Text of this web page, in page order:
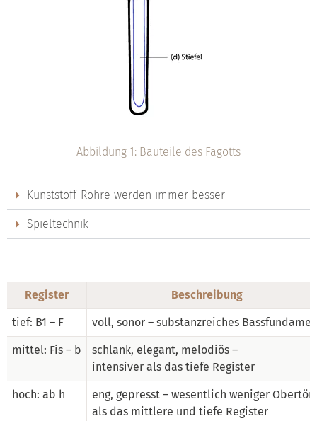
Abbildung 1: Bauteile des Fagotts
Kunststoff-Rohre werden immer besser
Spieltechnik
Register Beschreibung
tief: B1 – F voll, sonor – substanzreiches
mittel: Fis – b
schlank, elegant, melodiös –
intensiver als das tiefe Register
hoch: ab h
eng, gepresst – wesentlich weniger
als das mittlere und tiefe Register